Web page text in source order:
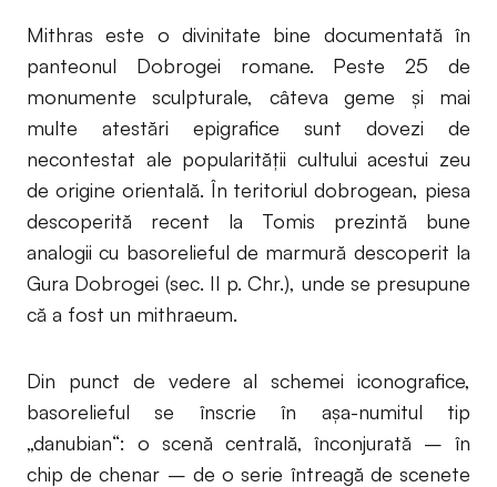
Mithras este o divinitate bine documentată în
panteonul Dobrogei romane. Peste 25 de
monumente sculpturale, câteva geme și mai
multe atestări epigrafice sunt dovezi de
necontestat ale popularității cultului acestui zeu
de origine orientală. În teritoriul dobrogean, piesa
descoperită recent la Tomis prezintă bune
analogii cu basorelieful de marmură descoperit la
Gura Dobrogei (sec. II p. Chr.), unde se presupune
că a fost un mithraeum.
Din punct de vedere al schemei iconografice,
basorelieful se înscrie în așa-numitul tip
„danubian“: o scenă centrală, înconjurată – în
chip de chenar – de o serie întreagă de scenete